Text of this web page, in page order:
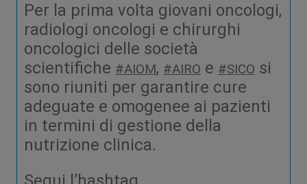
Per la prima volta giovani oncologi,
radiologi oncologi e chirurghi
oncologici delle società
scientifiche #AIOM, #AIRO e #SICO si
sono riuniti per garantire cure
adeguate e omogenee ai pazienti
in termini di gestione della
nutrizione clinica.